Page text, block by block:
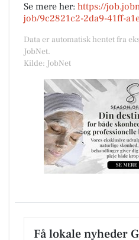
Se mere her: https://
job/9c2821c2-2da9-41ff-
Data er automatisk hentet fra
JobNet.
Kilde: JobNet
Få lokale nyheder